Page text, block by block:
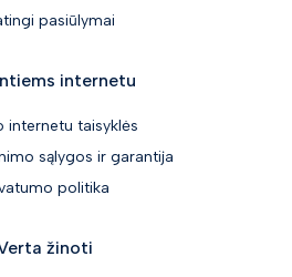
pasiūlymai
internetu
internetu taisyklės
sąlygos ir garantija
politika
žinoti